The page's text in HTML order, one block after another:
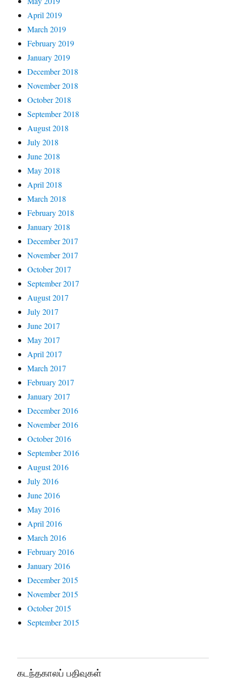
April 2019
March 2019
February 2019
January 2019
December 2018
November 2018
October 2018
September 2018
August 2018
July 2018
June 2018
May 2018
April 2018
March 2018
February 2018
January 2018
December 2017
November 2017
October 2017
September 2017
August 2017
July 2017
June 2017
May 2017
April 2017
March 2017
February 2017
January 2017
December 2016
November 2016
October 2016
September 2016
August 2016
July 2016
June 2016
May 2016
April 2016
March 2016
February 2016
January 2016
December 2015
November 2015
October 2015
September 2015
கடந்தகாலப் பதிவுகள்